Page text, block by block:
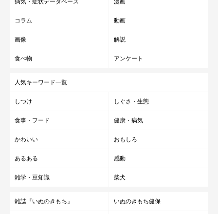
コラム 動画
画像 解説
食べ物 アンケート
人気キーワード一覧
しつけ しぐさ・生態
食事・フード 健康・病気
かわいい おもしろ
あるある 感動
雑学・豆知識 柴犬
雑誌『いぬのきもち』 いぬのきもち健保